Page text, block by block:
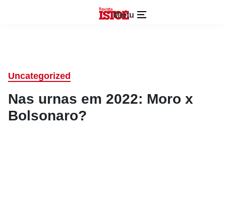
Menu
Uncategorized
Nas urnas em 2022: Moro x
Bolsonaro?